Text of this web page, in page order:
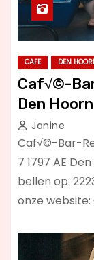
CAFE DEN
Caf√©-
Den Hoorn
Janine
Caf√©-Bar-
7 1797 AE
bellen op:
onze